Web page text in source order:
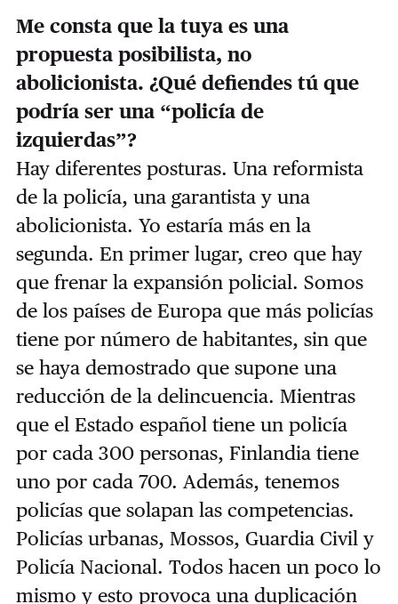
Me consta que la tuya es una
propuesta posibilista, no
abolicionista. ¿Qué defiendes tú que
podría ser una “policía de
izquierdas”?
Hay diferentes posturas. Una reformista
de la policía, una garantista y una
abolicionista. Yo estaría más en la
segunda. En primer lugar, creo que hay
que frenar la expansión policial. Somos
de los países de Europa que más policías
tiene por número de habitantes, sin que
se haya demostrado que supone una
reducción de la delincuencia. Mientras
que el Estado español tiene un policía
por cada 300 personas, Finlandia tiene
uno por cada 700. Además, tenemos
policías que solapan las competencias.
Policías urbanas, Mossos, Guardia Civil y
Policía Nacional. Todos hacen un poco lo
mismo y esto provoca una duplicación